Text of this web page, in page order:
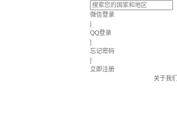
微信登录
QQ登录
忘记密码
立即注册
关于我们